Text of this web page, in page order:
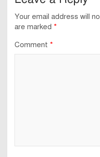
Your email address will
are marked *
Comment *